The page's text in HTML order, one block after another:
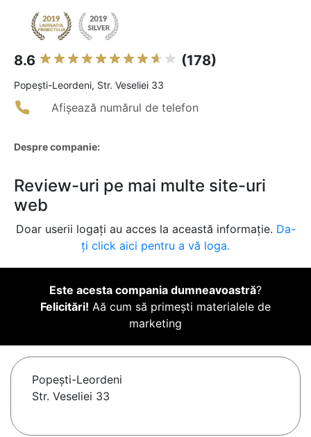
8.6 (178)
Popeşti-Leordeni, Str. Veseliei 33
Afișează numărul de telefon
Despre companie:
Review-uri pe mai multe site-uri
web
Doar userii logați au acces la această informație. Da-
ți click aici pentru a vă loga.
Este acesta compania dumneavoastră?
Felicitări! Aă cum să primești materialele de
marketing
Popeşti-Leordeni
Str. Veseliei 33